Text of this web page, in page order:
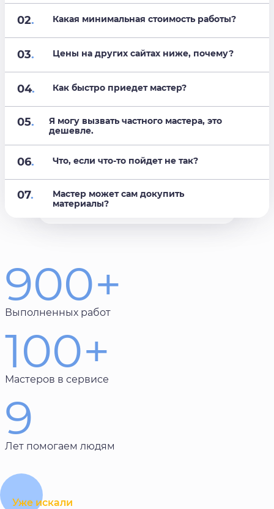
02. Какая минимальная стоимость работы?
03. Цены на других сайтах ниже, почему?
04. Как быстро приедет мастер?
05.
Я могу вызвать частного мастера, это
дешевле.
06. Что, если что-то пойдет не так?
07.
Мастер может сам докупить
материалы?
900+
Выполненных работ
100+
Мастеров в сервисе
9
Лет помогаем людям
Уже искали